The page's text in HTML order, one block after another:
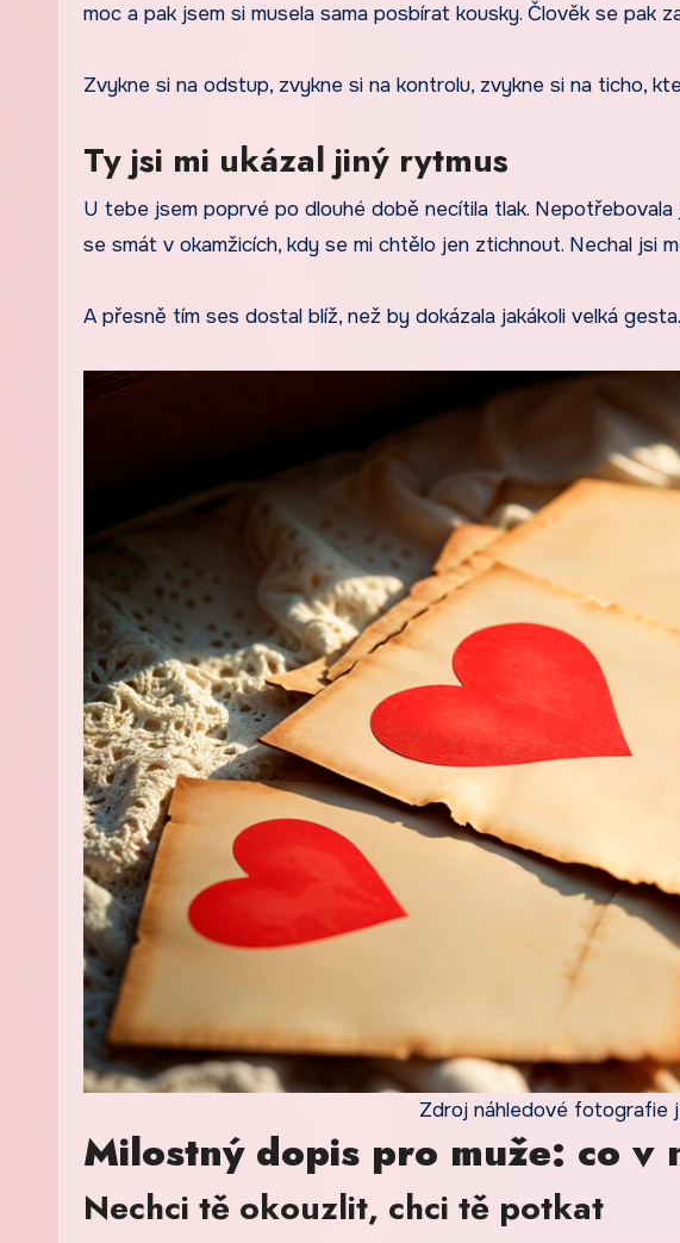
moc a pak jsem si musela sama posbírat kousky. Člověk se pak
Zvykne si na odstup, zvykne si na kontrolu, zvykne si na ticho,
Ty jsi mi ukázal jiný rytmus
U tebe jsem poprvé po dlouhé době necítila tlak.
se smát v okamžicích, kdy se mi chtělo jen ztichnout. Nechal jsi
A přesně tím ses dostal blíž, než by dokázala jakákoli velká gesta.
Zdroj náhledové fotografie
Milostný dopis pro muže: co v
Nechci tě okouzlit, chci tě potkat